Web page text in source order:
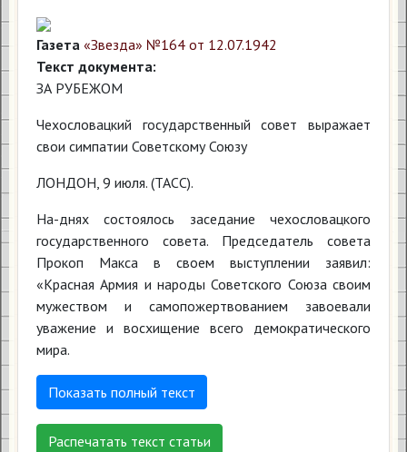
Газета «Звезда» №164 от 12.07.1942
Текст документа:
ЗА РУБЕЖОМ
Чехословацкий государственный совет выражает
свои симпатии Советскому Союзу
ЛОНДОН, 9 июля. (ТАСС).
На-днях состоялось заседание чехословацкого
государственного совета. Председатель совета
Прокоп Макса в своем выступлении заявил:
«Красная Армия и народы Советского Союза своим
мужеством и самопожертвованием завоевали
уважение и восхищение всего демократического
мира.
Показать полный текст
Распечатать текст статьи